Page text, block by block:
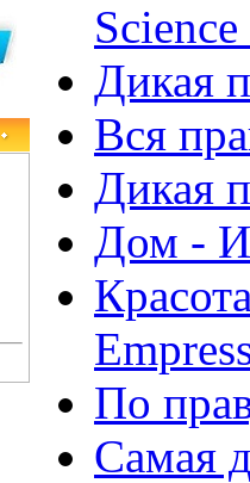
Дикая
Вся
Дикая
Дом -
По
Самая